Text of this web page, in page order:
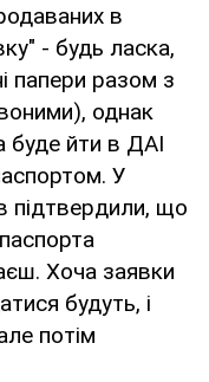
в
- будь ласка,
папери разом з
однак
буде йти в ДАІ
У
підтвердили, що
Хоча заявки
будуть, і
потім